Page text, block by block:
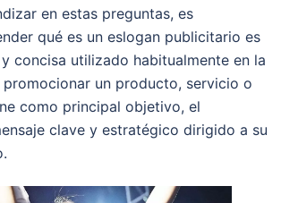
en estas preguntas, es
qué es un eslogan publicitario es
concisa utilizado habitualmente en la
un producto, servicio o
como principal objetivo, el
clave y estratégico dirigido a su